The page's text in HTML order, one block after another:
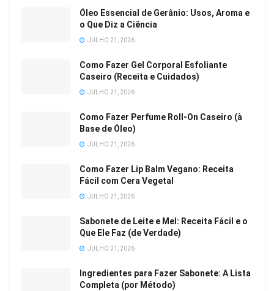
Óleo Essencial de Gerânio: Usos, Aroma e
o Que Diz a Ciência
JULHO 21, 2026
Como Fazer Gel Corporal Esfoliante
Caseiro (Receita e Cuidados)
JULHO 21, 2026
Como Fazer Perfume Roll-On Caseiro (à
Base de Óleo)
JULHO 21, 2026
Como Fazer Lip Balm Vegano: Receita
Fácil com Cera Vegetal
JULHO 21, 2026
Sabonete de Leite e Mel: Receita Fácil e o
Que Ele Faz (de Verdade)
JULHO 21, 2026
Ingredientes para Fazer Sabonete: A Lista
Completa (por Método)